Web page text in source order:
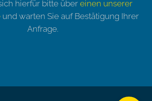
hierfür bitte übereinen unserer
und warten Sie auf Bestätigung Ihrer
Anfrage.